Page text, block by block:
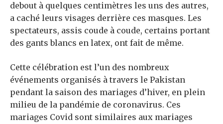
debout à quelques centimètres les uns des autres,
a caché leurs visages derrière ces masques. Les
spectateurs, assis coude à coude, certains portant
des gants blancs en latex, ont fait de même.
Cette célébration est l’un des nombreux
événements organisés à travers le Pakistan
pendant la saison des mariages d’hiver, en plein
milieu de la pandémie de coronavirus. Ces
mariages Covid sont similaires aux mariages